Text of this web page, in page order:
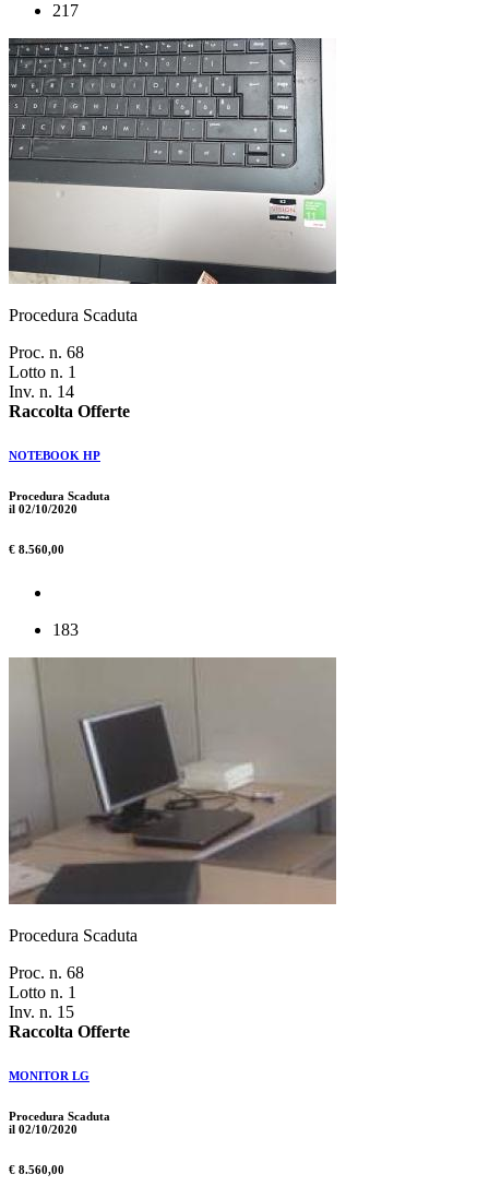
217
Procedura Scaduta
Proc. n. 68
Lotto n. 1
Inv. n. 14
Raccolta Offerte
NOTEBOOK HP
Procedura Scaduta
il 02/10/2020
€ 8.560,00
183
Procedura Scaduta
Proc. n. 68
Lotto n. 1
Inv. n. 15
Raccolta Offerte
MONITOR LG
Procedura Scaduta
il 02/10/2020
€ 8.560,00